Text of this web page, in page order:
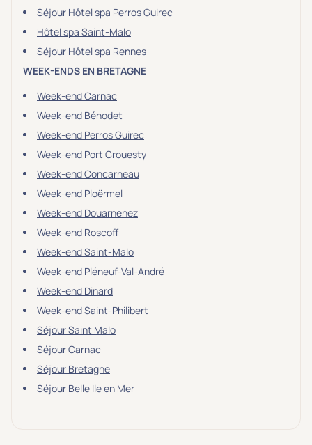
Séjour Hôtel spa Perros Guirec
Hôtel spa Saint-Malo
Séjour Hôtel spa Rennes
WEEK-ENDS EN BRETAGNE
Week-end Carnac
Week-end Bénodet
Week-end Perros Guirec
Week-end Port Crouesty
Week-end Concarneau
Week-end Ploërmel
Week-end Douarnenez
Week-end Roscoff
Week-end Saint-Malo
Week-end Pléneuf-Val-André
Week-end Dinard
Week-end Saint-Philibert
Séjour Saint Malo
Séjour Carnac
Séjour Bretagne
Séjour Belle Ile en Mer